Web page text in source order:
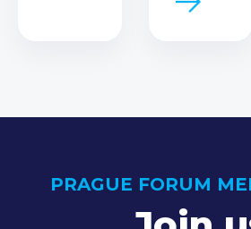
PRAGUE FORUM